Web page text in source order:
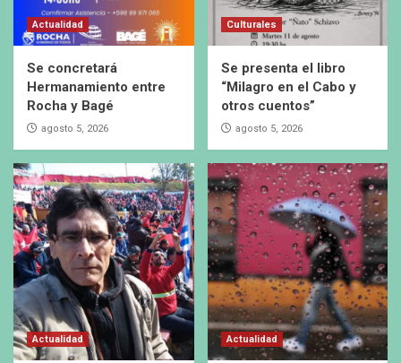
Actualidad
Se concretará
Hermanamiento entre
Rocha y Bagé
agosto 5, 2026
Culturales
Se presenta el libro
“Milagro en el Cabo y
otros cuentos”
agosto 5, 2026
Actualidad Actualidad